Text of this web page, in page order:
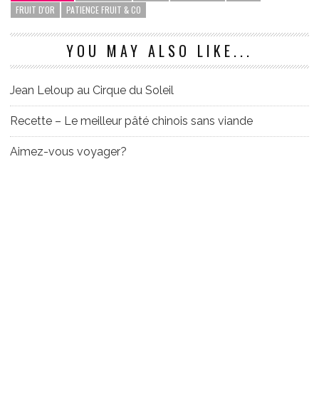
FRUIT D'OR
PATIENCE FRUIT & CO
YOU MAY ALSO LIKE...
Jean Leloup au Cirque du Soleil
Recette – Le meilleur pâté chinois sans viande
Aimez-vous voyager?